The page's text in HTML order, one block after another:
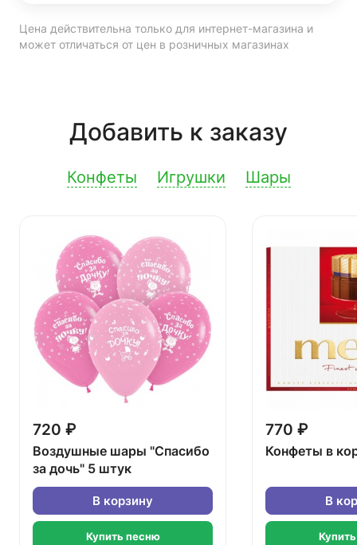
Цена действительна только для интернет-магазина и
может отличаться от цен в розничных магазинах
Добавить к заказу
Конфеты Игрушки Шары
720 ₽
Воздушные шары "Спасибо
за дочь" 5 штук
В корзину
Купить песню
770 ₽
Конфеты в
В